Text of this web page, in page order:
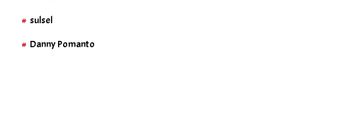
sulsel
Danny Pomanto